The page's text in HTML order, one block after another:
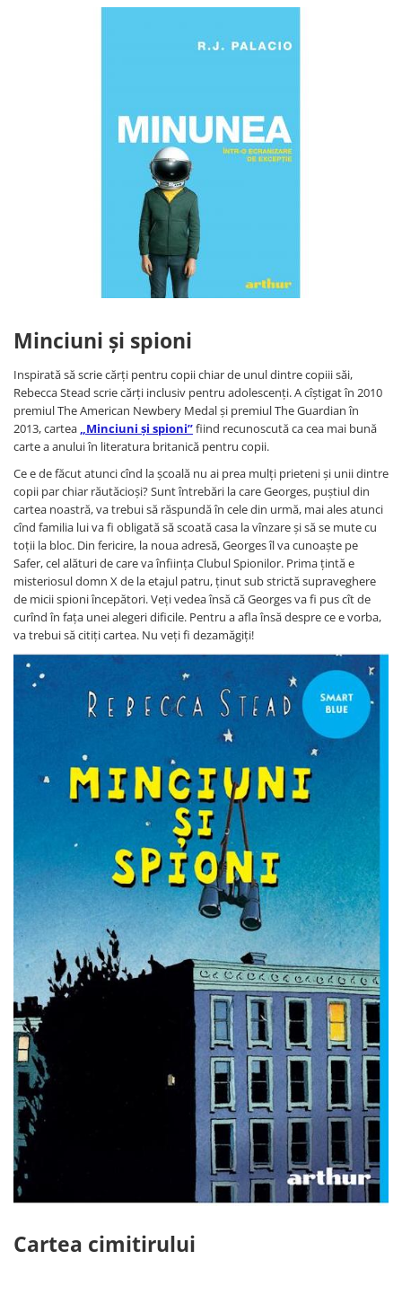
Minciuni și spioni
Inspirată să scrie cărți pentru copii chiar de unul dintre copiii săi,
Rebecca Stead scrie cărți inclusiv pentru adolescenți. A cîștigat în 2010
premiul The American Newbery Medal și premiul The Guardian în
2013, cartea „Minciuni și spioni”fiind recunoscută ca cea mai bună
carte a anului în literatura britanică pentru copii.
Ce e de făcut atunci cînd la școală nu ai prea mulți prieteni și unii dintre
copii par chiar răutăcioși? Sunt întrebări la care Georges, puștiul din
cartea noastră, va trebui să răspundă în cele din urmă, mai ales atunci
cînd familia lui va fi obligată să scoată casa la vînzare și să se mute cu
toții la bloc. Din fericire, la noua adresă, Georges îl va cunoaște pe
Safer, cel alături de care va înființa Clubul Spionilor. Prima țintă e
misteriosul domn X de la etajul patru, ținut sub strictă supraveghere
de micii spioni începători. Veți vedea însă că Georges va fi pus cît de
curînd în fața unei alegeri dificile. Pentru a afla însă despre ce e vorba,
va trebui să citiți cartea. Nu veți fi dezamăgiți!
Cartea cimitirului